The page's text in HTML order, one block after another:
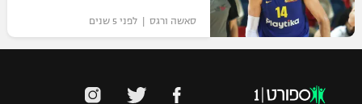
סאשה ורגס | לפני 5 שנים